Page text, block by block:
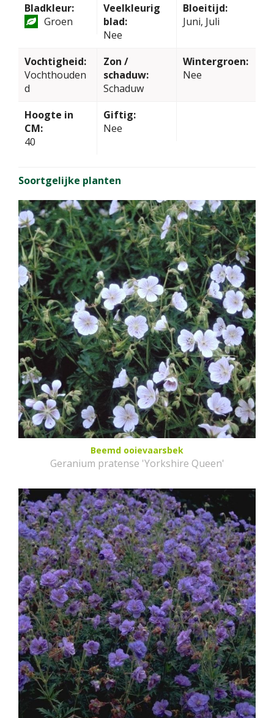
Bladkleur:
Groen
Veelkleurig
blad:
Nee
Bloeitijd:
Juni, Juli
Vochtigheid:
Vochthouden
d
Zon /
schaduw:
Schaduw
Wintergroen:
Nee
Hoogte in
CM:
40
Giftig:
Nee
Soortgelijke planten
Beemd ooievaarsbek
Geranium pratense 'Yorkshire Queen'